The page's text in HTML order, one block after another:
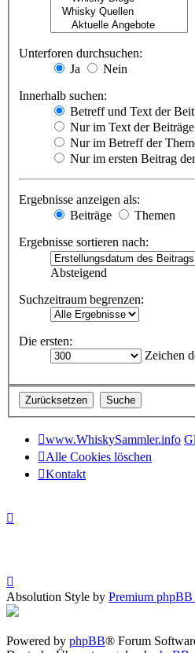
Unterforen durchsuchen:
Ja
Nein
Innerhalb suchen:
Betreff und Text der
Nur im Text der Beiträge
Nur im Betreff der
Nur im ersten Beitrag
Ergebnisse anzeigen als:
Beiträge
Themen
Ergebnisse sortieren nach:
Absteigend
Suchzeitraum begrenzen:
Die ersten:
Zeichen
www.WhiskySammler.info
Alle Cookies löschen
Kontakt
Absolution Style by Premium phpBB
Powered by phpBB® Forum